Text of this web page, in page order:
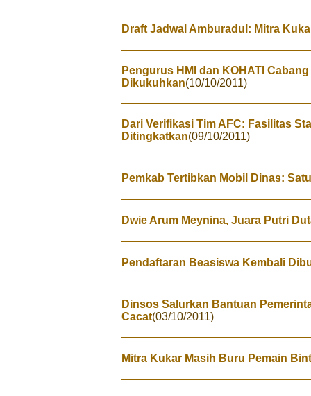
Draft Jadwal Amburadul: Mitra
Pengurus HMI dan KOHATI
Dikukuhkan(10/10/2011)
Dari Verifikasi Tim AFC: Fasilitas
Ditingkatkan(09/10/2011)
Pemkab Tertibkan Mobil Dinas:
Dwie Arum Meynina, Juara Putri
Pendaftaran Beasiswa Kembali
Dinsos Salurkan Bantuan
Cacat(03/10/2011)
Mitra Kukar Masih Buru Pemain